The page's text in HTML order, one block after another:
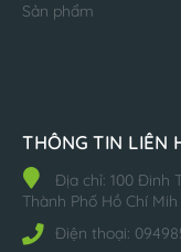
Sản phẩm
THÔNG TIN LIÊN
Địa chỉ: 100 Đinh
Thành Phố Hồ Chí Mih
Điện thoại: